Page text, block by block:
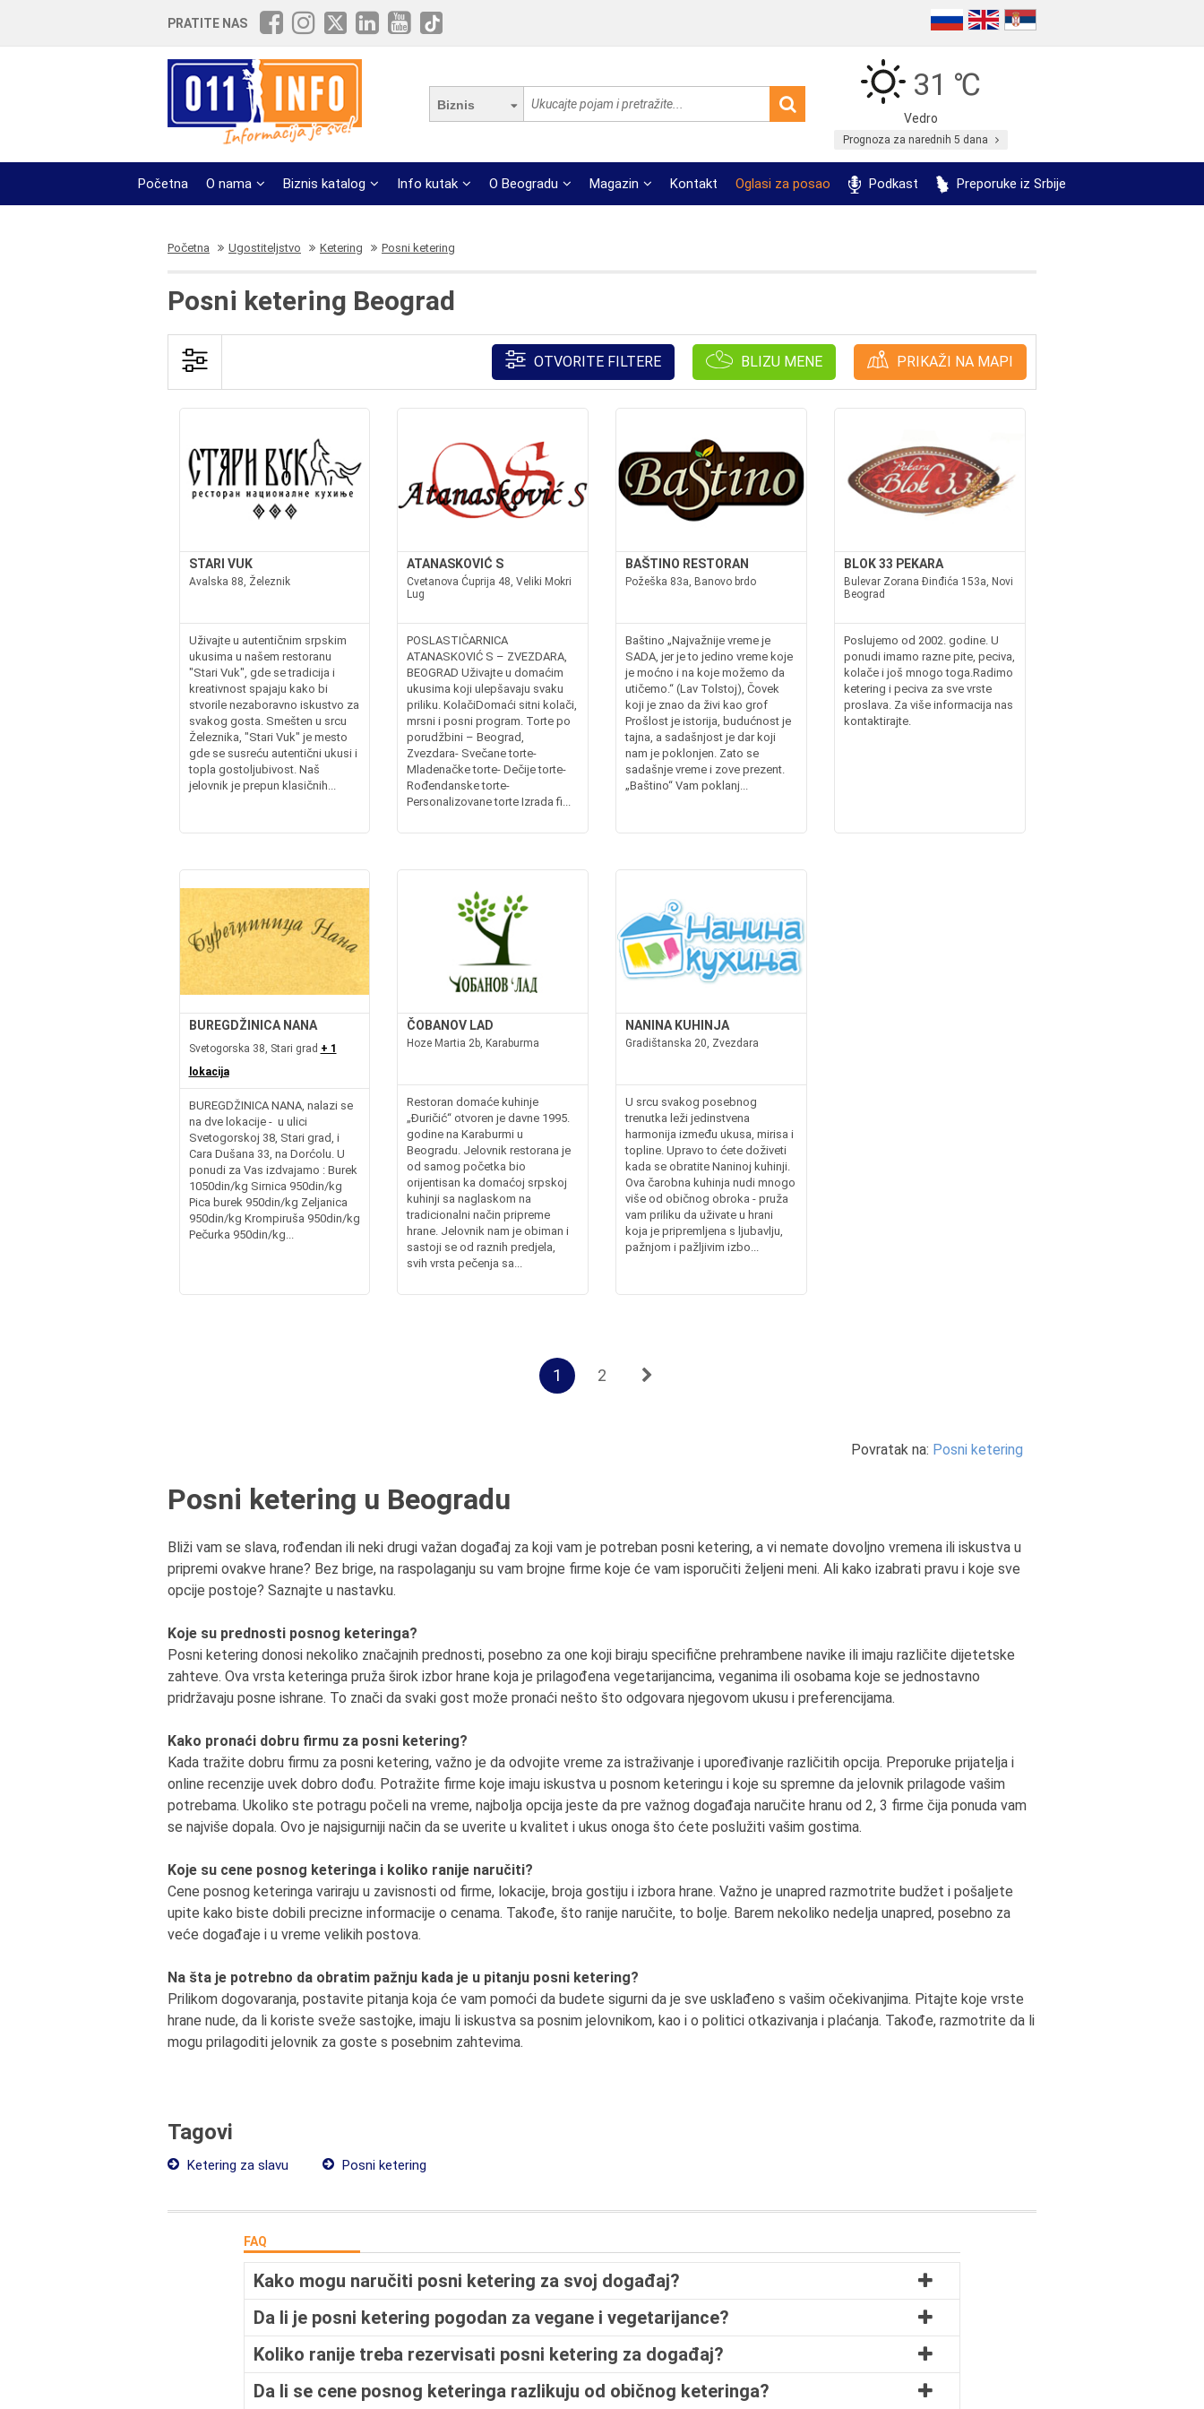
PRATITE NAS
Biznis
31 ℃
Vedro
Prognoza za narednih 5 dana
Početna O nama Biznis katalog Info kutak O Beogradu Magazin Kontakt Oglasi za posao Podkast Preporuke iz Srbije
Početna Ugostiteljstvo Ketering Posni ketering
Posni ketering Beograd
OTVORITE FILTERE BLIZU MENE PRIKAŽI NA MAPI
STARI VUK
Avalska 88, Železnik
Uživajte u autentičnim srpskim
ukusima u našem restoranu
"Stari Vuk", gde se tradicija i
kreativnost spajaju kako bi
stvorile nezaboravno iskustvo za
svakog gosta. Smešten u srcu
Železnika, "Stari Vuk" je mesto
gde se susreću autentični ukusi i
topla gostoljubivost. Naš
jelovnik je prepun klasičnih...
ATANASKOVIĆ S
Cvetanova Ćuprija 48, Veliki Mokri
Lug
POSLASTIČARNICA
ATANASKOVIĆ S – ZVEZDARA,
BEOGRAD Uživajte u domaćim
ukusima koji ulepšavaju svaku
priliku. KolačiDomaći sitni kolači,
mrsni i posni program. Torte po
porudžbini – Beograd,
Zvezdara- Svečane torte-
Mladenačke torte- Dečije torte-
Rođendanske torte-
Personalizovane torte Izrada fi...
BAŠTINO RESTORAN
Požeška 83a, Banovo brdo
Baštino „Najvažnije vreme je
SADA, jer je to jedino vreme koje
je moćno i na koje možemo da
utičemo.“ (Lav Tolstoj), Čovek
koji je znao da živi kao grof
Prošlost je istorija, budućnost je
tajna, a sadašnjost je dar koji
nam je poklonjen. Zato se
sadašnje vreme i zove prezent.
„Baštino“ Vam poklanj...
BLOK 33 PEKARA
Bulevar Zorana Đinđića 153a, Novi
Beograd
Poslujemo od 2002. godine. U
ponudi imamo razne pite, peciva,
kolače i još mnogo toga.Radimo
ketering i peciva za sve vrste
proslava. Za više informacija nas
kontaktirajte.
BUREGDŽINICA NANA
Svetogorska 38, Stari grad + 1
lokacija
BUREGDŽINICA NANA, nalazi se
na dve lokacije - u ulici
Svetogorskoj 38, Stari grad, i
Cara Dušana 33, na Dorćolu. U
ponudi za Vas izdvajamo : Burek
1050din/kg Sirnica 950din/kg
Pica burek 950din/kg Zeljanica
950din/kg Krompiruša 950din/kg
Pečurka 950din/kg...
ČOBANOV LAD
Hoze Martia 2b, Karaburma
Restoran domaće kuhinje
„Đuričić“ otvoren je davne 1995.
godine na Karaburmi u
Beogradu. Jelovnik restorana je
od samog početka bio
orijentisan ka domaćoj srpskoj
kuhinji sa naglaskom na
tradicionalni način pripreme
hrane. Jelovnik nam je obiman i
sastoji se od raznih predjela,
svih vrsta pečenja sa...
NANINA KUHINJA
Gradištanska 20, Zvezdara
U srcu svakog posebnog
trenutka leži jedinstvena
harmonija između ukusa, mirisa i
topline. Upravo to ćete doživeti
kada se obratite Naninoj kuhinji.
Ova čarobna kuhinja nudi mnogo
više od običnog obroka - pruža
vam priliku da uživate u hrani
koja je pripremljena s ljubavlju,
pažnjom i pažljivim izbo...
1 2
Povratak na: Posni ketering
Posni ketering u Beogradu
Bliži vam se slava, rođendan ili neki drugi važan događaj za koji vam je potreban posni ketering, a vi nemate dovoljno vremena ili iskustva u
pripremi ovakve hrane? Bez brige, na raspolaganju su vam brojne firme koje će vam isporučiti željeni meni. Ali kako izabrati pravu i koje sve
opcije postoje? Saznajte u nastavku.
Koje su prednosti posnog keteringa?
Posni ketering donosi nekoliko značajnih prednosti, posebno za one koji biraju specifične prehrambene navike ili imaju različite dijetetske
zahteve. Ova vrsta keteringa pruža širok izbor hrane koja je prilagođena vegetarijancima, veganima ili osobama koje se jednostavno
pridržavaju posne ishrane. To znači da svaki gost može pronaći nešto što odgovara njegovom ukusu i preferencijama.
Kako pronaći dobru firmu za posni ketering?
Kada tražite dobru firmu za posni ketering, važno je da odvojite vreme za istraživanje i upoređivanje različitih opcija. Preporuke prijatelja i
online recenzije uvek dobro dođu. Potražite firme koje imaju iskustva u posnom keteringu i koje su spremne da jelovnik prilagode vašim
potrebama. Ukoliko ste potragu počeli na vreme, najbolja opcija jeste da pre važnog događaja naručite hranu od 2, 3 firme čija ponuda vam
se najviše dopala. Ovo je najsigurniji način da se uverite u kvalitet i ukus onoga što ćete poslužiti vašim gostima.
Koje su cene posnog keteringa i koliko ranije naručiti?
Cene posnog keteringa variraju u zavisnosti od firme, lokacije, broja gostiju i izbora hrane. Važno je unapred razmotrite budžet i pošaljete
upite kako biste dobili precizne informacije o cenama. Takođe, što ranije naručite, to bolje. Barem nekoliko nedelja unapred, posebno za
veće događaje i u vreme velikih postova.
Na šta je potrebno da obratim pažnju kada je u pitanju posni ketering?
Prilikom dogovaranja, postavite pitanja koja će vam pomoći da budete sigurni da je sve usklađeno s vašim očekivanjima. Pitajte koje vrste
hrane nude, da li koriste sveže sastojke, imaju li iskustva sa posnim jelovnikom, kao i o politici otkazivanja i plaćanja. Takođe, razmotrite da li
mogu prilagoditi jelovnik za goste s posebnim zahtevima.
Tagovi
Ketering za slavu Posni ketering
FAQ
Kako mogu naručiti posni ketering za svoj događaj?
Da li je posni ketering pogodan za vegane i vegetarijance?
Koliko ranije treba rezervisati posni ketering za događaj?
Da li se cene posnog keteringa razlikuju od običnog keteringa?